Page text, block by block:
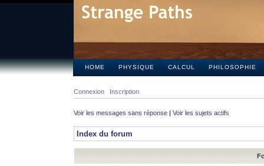
HOME PHYSIQUE CALCUL PHILOSOPHIE
Connexion Inscription
Voir les messages sans réponse | Voir les sujets actifs
Index du forum